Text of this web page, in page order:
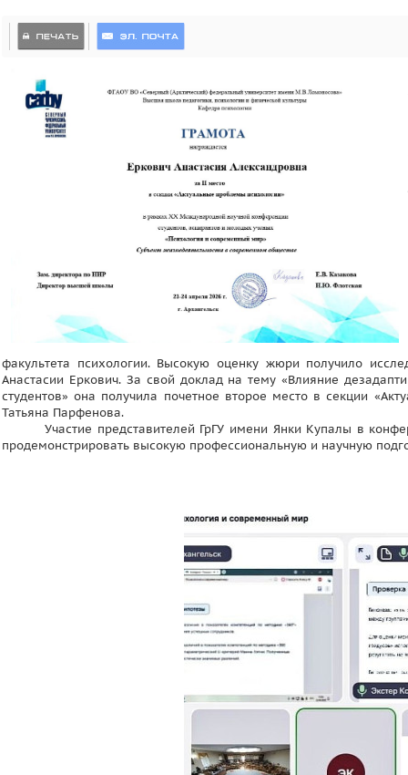
факультета психологии. Высокую оценку жюри получило
Анастасии Еркович. За свой доклад на тему «Влияние
студентов» она получила почетное второе место в секции
Татьяна Парфенова.
Участие представителей ГрГУ имени Янки Купалы в
продемонстрировать высокую профессиональную и научную